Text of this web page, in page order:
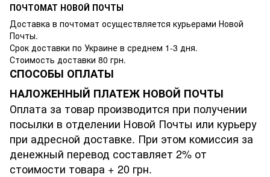
ПОЧТОМАТ НОВОЙ ПОЧТЫ
Доставка в почтомат осуществляется курьерами Новой
Почты.
Срок доставки по Украине в среднем 1-3 дня.
Стоимость доставки 80 грн.
СПОСОБЫ ОПЛАТЫ
НАЛОЖЕННЫЙ ПЛАТЕЖ НОВОЙ ПОЧТЫ
Оплата за товар производится при получении
посылки в отделении Новой Почты или курьеру
при адресной доставке. При этом комиссия за
денежный перевод составляет 2% от
стоимости товара + 20 грн.